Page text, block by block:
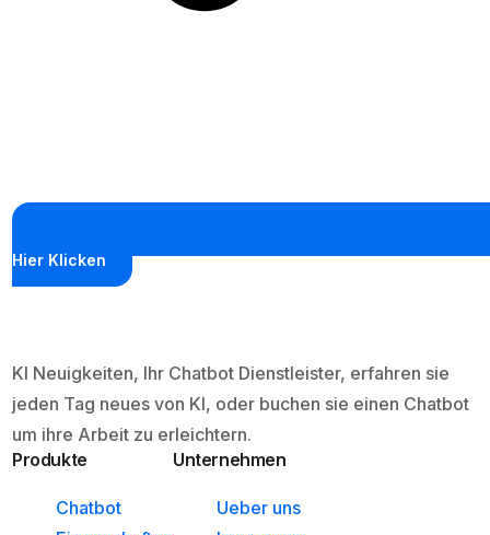
Hier Klicken
KI Neuigkeiten, Ihr Chatbot Dienstleister, erfahren sie
jeden Tag neues von KI, oder buchen sie einen Chatbot
um ihre Arbeit zu erleichtern.
Produkte
Chatbot
Unternehmen
Ueber uns